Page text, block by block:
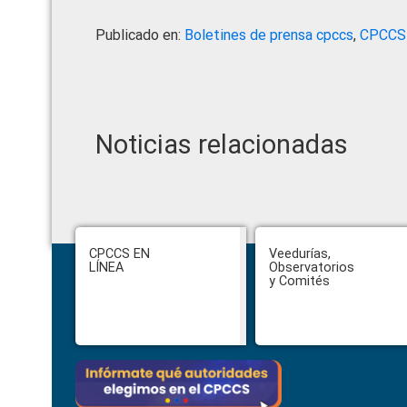
Publicado en: Boletines de prensa cpccs,
Noticias relacionadas
Footer
CPCCS EN
LÍNEA
Veedurías,
Observatorios
y Comités